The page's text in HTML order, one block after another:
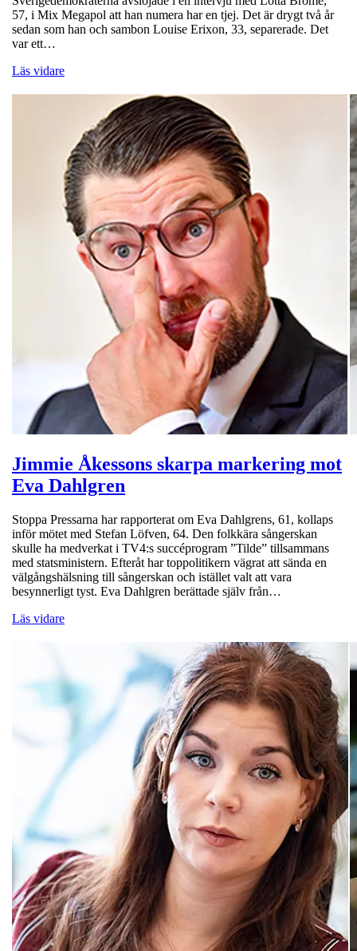
57, i Mix Megapol att han numera har en tjej. Det är drygt två år
sedan som han och sambon Louise Erixon, 33, separerade. Det
var ett…
Läs vidare
Jimmie Åkessons skarpa markering mot
Eva Dahlgren
Stoppa Pressarna har rapporterat om Eva Dahlgrens, 61, kollaps
inför mötet med Stefan Löfven, 64. Den folkkära sångerskan
skulle ha medverkat i TV4:s succéprogram ”Tilde” tillsammans
med statsministern. Efteråt har toppolitikern vägrat att sända en
välgångshälsning till sångerskan och istället valt att vara
besynnerligt tyst. Eva Dahlgren berättade själv från…
Läs vidare